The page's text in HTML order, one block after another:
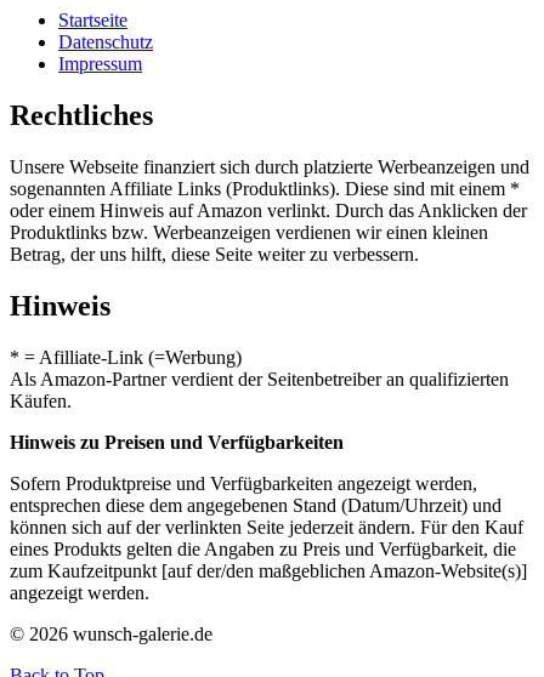
Startseite
Datenschutz
Impressum
Rechtliches
Unsere Webseite finanziert sich durch platzierte Werbeanzeigen und
sogenannten Affiliate Links (Produktlinks). Diese sind mit einem *
oder einem Hinweis auf Amazon verlinkt. Durch das Anklicken der
Produktlinks bzw. Werbeanzeigen verdienen wir einen kleinen
Betrag, der uns hilft, diese Seite weiter zu verbessern.
Hinweis
* = Afilliate-Link (=Werbung)
Als Amazon-Partner verdient der Seitenbetreiber an qualifizierten
Käufen.
Hinweis zu Preisen und Verfügbarkeiten
Sofern Produktpreise und Verfügbarkeiten angezeigt werden,
entsprechen diese dem angegebenen Stand (Datum/Uhrzeit) und
können sich auf der verlinkten Seite jederzeit ändern. Für den Kauf
eines Produkts gelten die Angaben zu Preis und Verfügbarkeit, die
zum Kaufzeitpunkt [auf der/den maßgeblichen Amazon-Website(s)]
angezeigt werden.
© 2026 wunsch-galerie.de